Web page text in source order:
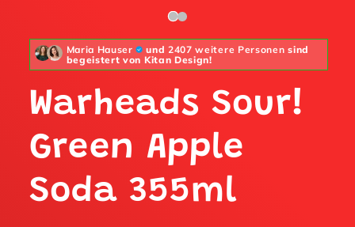
Maria Hauser und 2407 weitere Personen sind
begeistert von Kitan Design!
Warheads Sour!
Green Apple
Soda 355ml